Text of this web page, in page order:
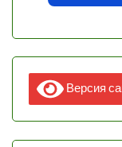
Версия